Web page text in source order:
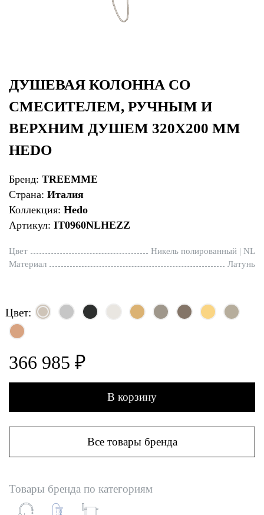
ДУШЕВАЯ КОЛОННА СО
СМЕСИТЕЛЕМ, РУЧНЫМ И
ВЕРХНИМ ДУШЕМ 320Х200 ММ
HEDO
Бренд: TREEMME
Страна: Италия
Коллекция: Hedo
Артикул: IT0960NLHEZZ
Цвет
Никель полированный | NL
Материал
Латунь
Цвет:
366 985 ₽
В корзину
Все товары бренда
Товары бренда по категориям